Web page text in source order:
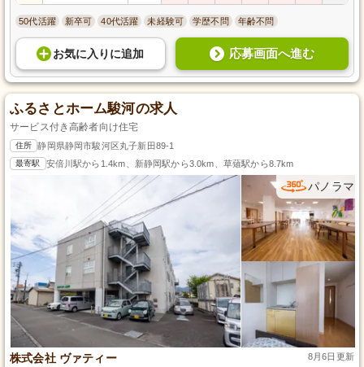
50代活躍 新卒可 40代活躍 未経験可 学歴不問 年齢不問
お気に入り に追加 応募画面へ進む
ふるさとホーム駿河の求人
サービス付き高齢者向け住宅
住所 静岡県静岡市駿河区丸子新田89-1
最寄駅 安倍川駅から1.4km、新静岡駅から3.0km、草薙駅から8.7km
パノラマ
株式会社 ヴァティー 8月6日更新